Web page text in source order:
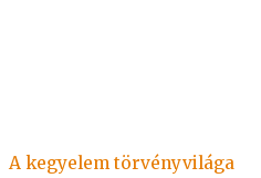
A kegyelem törvényvilága